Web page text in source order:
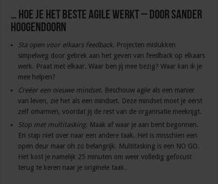
… hoe je het beste agile werkt – door Sander
Hoogendoorn
Sta open voor elkaars feedback. Projecten mislukken
simpelweg door gebrek aan het geven van feedback op elkaars
werk. Praat met elkaar. Waar ben jij mee bezig? Waar kan ik je
mee helpen?
Creëer een nieuwe mindset. Beschouw agile als een manier
van leven, zie het als een mindset. Deze mindset moet je eerst
zelf omarmen, voordat jij de rest van de organisatie meekrijgt.
Stop met multitasking. Maak af waar je aan bent begonnen.
En stap niet over naar een andere taak. Het is misschien een
open deur maar oh zo belangrijk. Multitasking is een NO GO.
Het kost je namelijk 25 minuten om weer volledig gefocust
terug te keren naar je originele taak.